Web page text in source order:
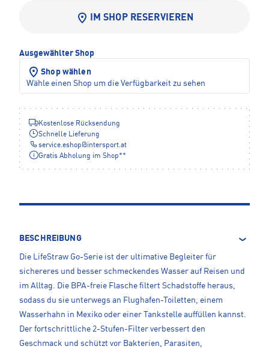
IM SHOP RESERVIEREN
Ausgewählter Shop
Shop wählen
Wähle einen Shop um die Verfügbarkeit zu sehen
Kostenlose Rücksendung
Schnelle Lieferung
service.eshop@ intersport.at
Gratis Abholung im Shop**
BESCHREIBUNG
Die LifeStraw Go-Serie ist der ultimative Begleiter für
sichereres und besser schmeckendes Wasser auf Reisen und
im Alltag. Die BPA-freie Flasche filtert Schadstoffe heraus,
sodass du sie unterwegs an Flughafen-Toiletten, einem
Wasserhahn in Mexiko oder einer Tankstelle auffüllen kannst.
Der fortschrittliche 2-Stufen-Filter verbessert den
Geschmack und schützt vor Bakterien, Parasiten,